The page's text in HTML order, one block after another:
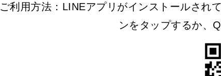
ご利用方法：LINEアプリがインストールされ
ンをタップするか、